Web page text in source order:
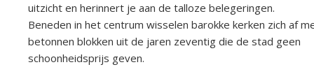
uitzicht en herinnert je aan de talloze belegeringen.
Beneden in het centrum wisselen barokke kerken zich af
betonnen blokken uit de jaren zeventig die de stad geen
schoonheidsprijs geven.